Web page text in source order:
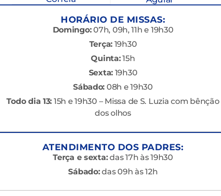
HORÁRIO DE MISSAS:
Domingo:07h, 09h, 11h e 19h30
Terça: 19h30
Quinta:15h
Sexta: 19h30
Sábado: 08h e 19h30
Todo dia 13: 15h e 19h30 – Missa de S. Luzia com bênção
dos olhos
ATENDIMENTO DOS PADRES:
Terça e sexta:das 17h às 19h30
Sábado:das 09h às 12h